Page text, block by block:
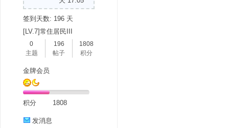
签到天数: 196 天
[LV.7]常住居民III
0
主题
196
帖子
1808
积分
金牌会员
积分 1808
发消息